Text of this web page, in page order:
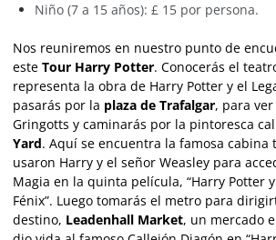
Niño (7 a 15 años): £ 15 por persona.
Nos reuniremos en nuestro punto de
este Tour Harry Potter. Conocerás el
representa la obra de Harry Potter y el
pasarás por la plaza de Trafalgar, para
Gringotts y caminarás por la pintoresca
Yard. Aquí se encuentra la famosa cabina
usaron Harry y el señor Weasley para
Magia en la quinta película, “Harry Potter
Fénix”. Luego tomarás el metro para
destino, Leadenhall Market, un mercado